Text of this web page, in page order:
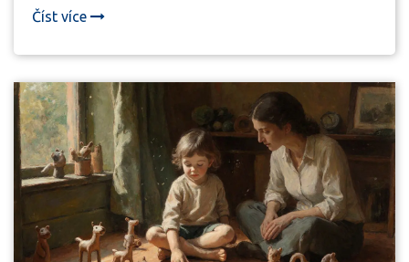
emocionální zdraví dítěte.
Číst více